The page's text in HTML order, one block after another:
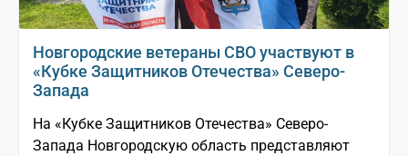
Новгородские ветераны СВО участвуют в
«Кубке Защитников Отечества» Северо-
Запада
На «Кубке Защитников Отечества» Северо-
Запада Новгородскую область представляют